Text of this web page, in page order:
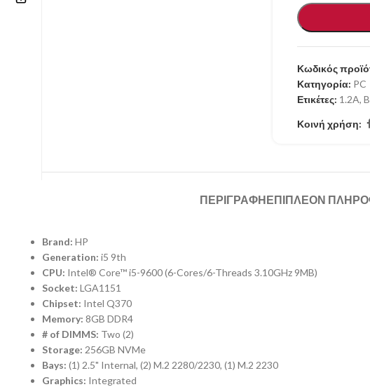
Κωδικός
Κατηγορία: PC
Ετικέτες: 1.2A,
Κοινή χρήση:
ΠΕΡΙΓΡΑΦΉΕΠΙΠΛΈΟΝ
Brand: HP
Generation: i5 9th
CPU: Intel® Core™ i5-9600 (6-Cores/6-Threads 3.10GHz 9MB)
Socket: LGA1151
Chipset: Intel Q370
Memory: 8GB DDR4
# of DIMMS: Two (2)
Storage: 256GB NVMe
Bays: (1) 2.5" Internal, (2) M.2 2280/2230, (1) M.2 2230
Graphics: Integrated